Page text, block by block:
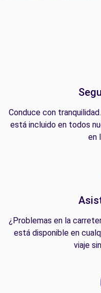
Conduce con
está incluido en todos
en
¿Problemas en la
está disponible en
viaje